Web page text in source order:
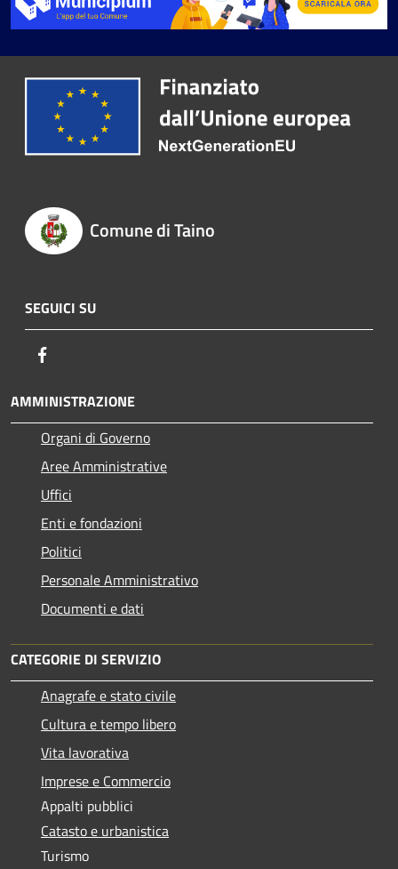
Comune di Taino
SEGUICI SU
AMMINISTRAZIONE
Organi di Governo
Aree Amministrative
Uffici
Enti e fondazioni
Politici
Personale Amministrativo
Documenti e dati
CATEGORIE DI SERVIZIO
Anagrafe e stato civile
Cultura e tempo libero
Vita lavorativa
Imprese e Commercio
Appalti pubblici
Catasto e urbanistica
Turismo